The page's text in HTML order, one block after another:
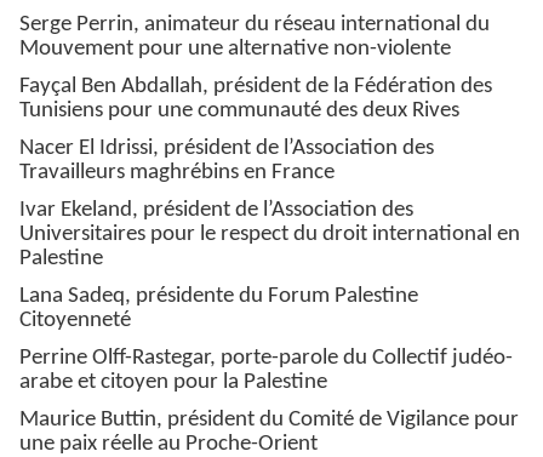
Serge Perrin, animateur du réseau international du
Mouvement pour une alternative non-violente
Fayçal Ben Abdallah, président de la Fédération des
Tunisiens pour une communauté des deux Rives
Nacer El Idrissi, président de l’Association des
Travailleurs maghrébins en France
Ivar Ekeland, président de l’Association des
Universitaires pour le respect du droit international en
Palestine
Lana Sadeq, présidente du Forum Palestine
Citoyenneté
Perrine Olff-Rastegar, porte-parole du Collectif judéo-
arabe et citoyen pour la Palestine
Maurice Buttin, président du Comité de Vigilance pour
une paix réelle au Proche-Orient